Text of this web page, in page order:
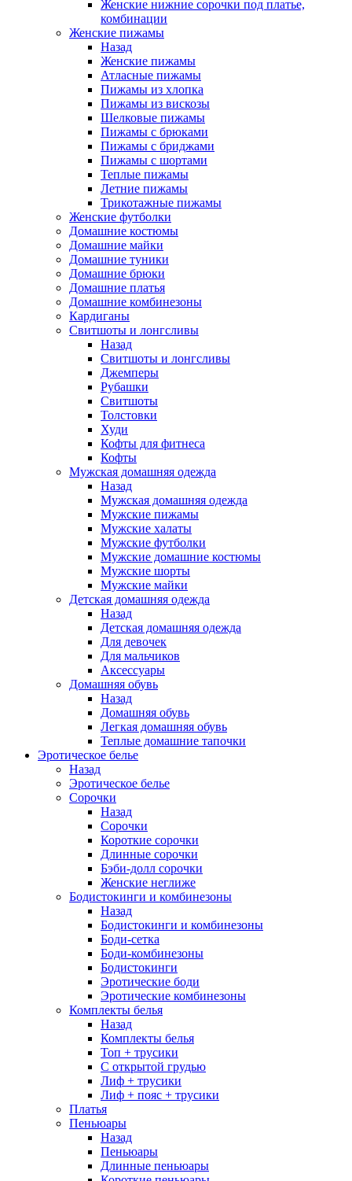
Женские нижние сорочки под платье,
комбинации
Женские пижамы
Назад
Женские пижамы
Атласные пижамы
Пижамы из хлопка
Пижамы из вискозы
Шелковые пижамы
Пижамы с брюками
Пижамы с бриджами
Пижамы с шортами
Теплые пижамы
Летние пижамы
Трикотажные пижамы
Женские футболки
Домашние костюмы
Домашние майки
Домашние туники
Домашние брюки
Домашние платья
Домашние комбинезоны
Кардиганы
Свитшоты и лонгсливы
Назад
Свитшоты и лонгсливы
Джемперы
Рубашки
Свитшоты
Толстовки
Худи
Кофты для фитнеса
Кофты
Мужская домашняя одежда
Назад
Мужская домашняя одежда
Мужские пижамы
Мужские халаты
Мужские футболки
Мужские домашние костюмы
Мужские шорты
Мужские майки
Детская домашняя одежда
Назад
Детская домашняя одежда
Для девочек
Для мальчиков
Аксессуары
Домашняя обувь
Назад
Домашняя обувь
Легкая домашняя обувь
Теплые домашние тапочки
Эротическое белье
Назад
Эротическое белье
Сорочки
Назад
Сорочки
Короткие сорочки
Длинные сорочки
Бэби-долл сорочки
Женские неглиже
Бодистокинги и комбинезоны
Назад
Бодистокинги и комбинезоны
Боди-сетка
Боди-комбинезоны
Бодистокинги
Эротические боди
Эротические комбинезоны
Комплекты белья
Назад
Комплекты белья
Топ + трусики
С открытой грудью
Лиф + трусики
Лиф + пояс + трусики
Платья
Пеньюары
Назад
Пеньюары
Длинные пеньюары